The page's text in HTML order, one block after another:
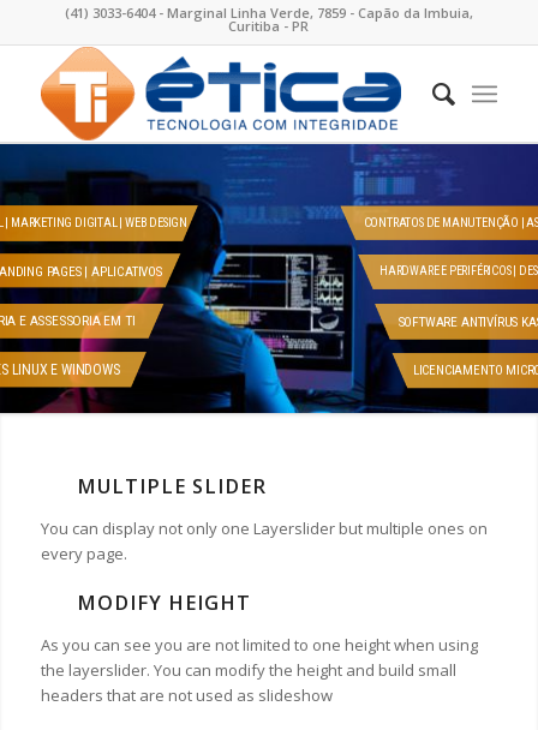
(41) 3033-6404 - Marginal Linha Verde, 7859 - Capão da Imbuia,
Curitiba - PR
MARKETING DIGITAL | WEB DESIGN CONTRATOS DE MANUTENÇÃO |
HARDWARE E PERIFÉRICOS |
SOFTWARE ANTIVÍRUS
LICENCIAMENTO
PAGES | APLICATIVOS
E ASSESSORIA EM TI
LINUX E WINDOWS
MULTIPLE SLIDER
You can display not only one Layerslider but multiple ones on
every page.
MODIFY HEIGHT
As you can see you are not limited to one height when using
the layerslider. You can modify the height and build small
headers that are not used as slideshow